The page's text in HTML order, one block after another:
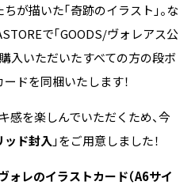
が描いた「奇跡のイラスト」。な
で「GOODS/ヴォレアス公
入いただいたすべての方の段ボ
ドを同梱いたします！
感を楽しんでいただくため、今
ッド封入 」をご用意しました！
ォレのイラストカード（A6サイ